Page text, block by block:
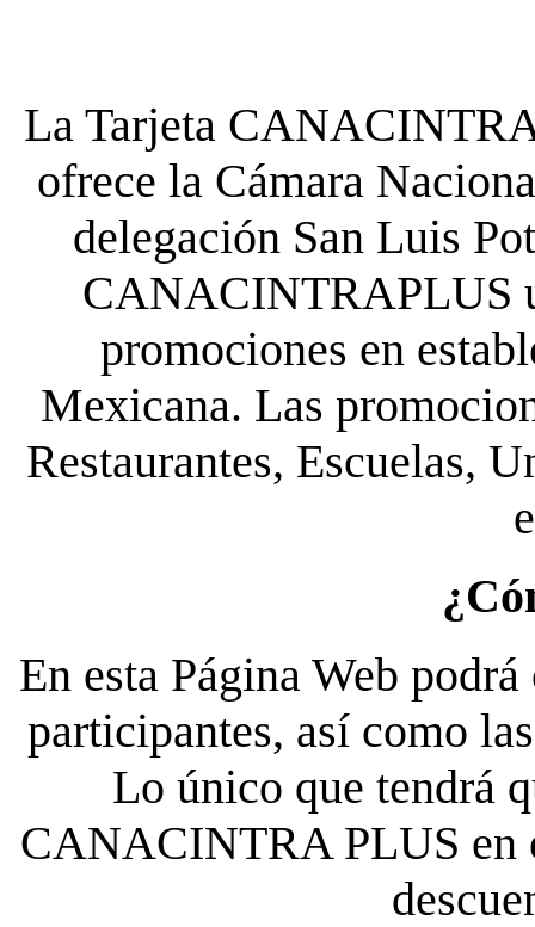
La Tarjeta
ofrece la Cámara
delegación San Luis
CANACINTRAPLUS
promociones en
Mexicana. Las
Restaurantes, Escuelas,
En esta Página Web
participantes, así como
Lo único que tendrá
CANACINTRA PLUS en